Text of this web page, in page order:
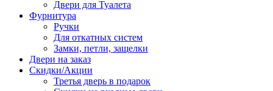
Двери для Туалета
Фурнитура
Ручки
Для откатных систем
Замки, петли, защелки
Двери на заказ
Скидки/Акции
Третья дверь в подарок